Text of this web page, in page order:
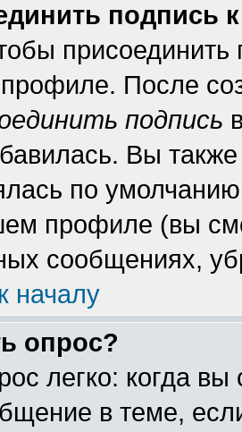
подпись
После
подпись
Вы
по
профиле (вы
сообщениях,
началу
опрос?
легко: когда
в теме,